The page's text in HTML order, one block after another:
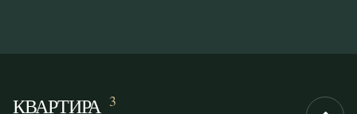
КВАРТИРА 3